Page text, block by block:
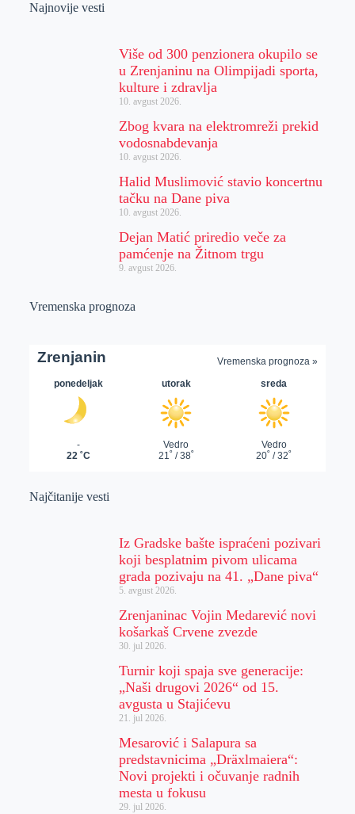
Najnovije vesti
Više od 300 penzionera okupilo se
u Zrenjaninu na Olimpijadi sporta,
kulture i zdravlja
10. avgust 2026.
Zbog kvara na elektromreži prekid
vodosnabdevanja
10. avgust 2026.
Halid Muslimović stavio koncertnu
tačku na Dane piva
10. avgust 2026.
Dejan Matić priredio veče za
pamćenje na Žitnom trgu
9. avgust 2026.
Vremenska prognoza
Najčitanije vesti
Iz Gradske bašte ispraćeni pozivari
koji besplatnim pivom ulicama
grada pozivaju na 41. „Dane piva“
5. avgust 2026.
Zrenjaninac Vojin Medarević novi
košarkaš Crvene zvezde
30. jul 2026.
Turnir koji spaja sve generacije:
„Naši drugovi 2026“ od 15.
avgusta u Stajićevu
21. jul 2026.
Mesarović i Salapura sa
predstavnicima „Dräxlmaiera“:
Novi projekti i očuvanje radnih
mesta u fokusu
29. jul 2026.